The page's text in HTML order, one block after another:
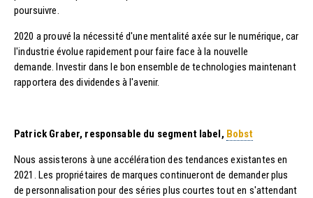
poursuivre.
2020 a prouvé la nécessité d'une mentalité axée sur le numérique, car
l'industrie évolue rapidement pour faire face à la nouvelle
demande. Investir dans le bon ensemble de technologies maintenant
rapportera des dividendes à l'avenir.
Patrick Graber, responsable du segment label, Bobst
Nous assisterons à une accélération des tendances existantes en
2021. Les propriétaires de marques continueront de demander plus
de personnalisation pour des séries plus courtes tout en s'attendant